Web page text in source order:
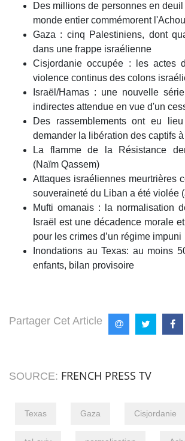
Des millions de personnes en
monde entier commémorent
Gaza : cinq Palestiniens, dont
dans une frappe israélienne
Cisjordanie occupée : les actes
violence continus des colons
Israël/Hamas : une nouvelle
indirectes attendue en vue d'un
Des rassemblements ont eu
demander la libération des captifs
La flamme de la Résistance
(Naïm Qassem)
Attaques israéliennes meurtrières
souveraineté du Liban a été violée
Mufti omanais : la normalisation
Israël est une décadence morale
pour les crimes d’un régime impuni
Inondations au Texas: au moins
enfants, bilan provisoire
Partager Cet Article
SOURCE: FRENCH PRESS TV
Texas Gaza Cisjordanie